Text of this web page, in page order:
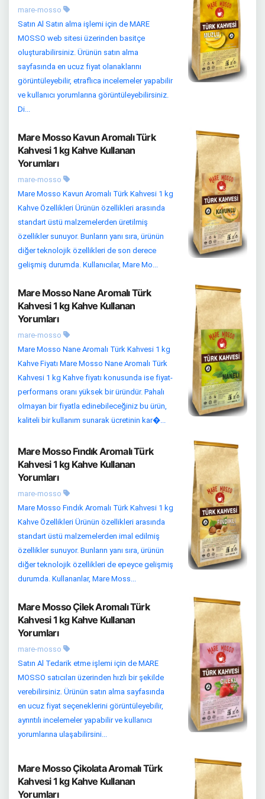
mare-mosso
Satın Al Satın alma işlemi için de MARE
MOSSO web sitesi üzerinden basitçe
oluşturabilirsiniz. Ürünün satın alma
sayfasında en ucuz fiyat olanaklarını
görüntüleyebilir, etraflıca incelemeler yapabilir
ve kullanıcı yorumlarına görüntüleyebilirsiniz.
Di...
Mare Mosso Kavun Aromalı Türk
Kahvesi 1 kg Kahve Kullanan
Yorumları
mare-mosso
Mare Mosso Kavun Aromalı Türk Kahvesi 1 kg
Kahve Özellikleri Ürünün özellikleri arasında
standart üstü malzemelerden üretilmiş
özellikler sunuyor. Bunların yanı sıra, ürünün
diğer teknolojik özellikleri de son derece
gelişmiş durumda. Kullanıcılar, Mare Mo...
Mare Mosso Nane Aromalı Türk
Kahvesi 1 kg Kahve Kullanan
Yorumları
mare-mosso
Mare Mosso Nane Aromalı Türk Kahvesi 1 kg
Kahve Fiyatı Mare Mosso Nane Aromalı Türk
Kahvesi 1 kg Kahve fiyatı konusunda ise fiyat-
performans oranı yüksek bir üründür. Pahalı
olmayan bir fiyatla edinebileceğiniz bu ürün,
kaliteli bir kullanım sunarak ücretinin kar�...
Mare Mosso Fındık Aromalı Türk
Kahvesi 1 kg Kahve Kullanan
Yorumları
mare-mosso
Mare Mosso Fındık Aromalı Türk Kahvesi 1 kg
Kahve Özellikleri Ürünün özellikleri arasında
standart üstü malzemelerden imal edilmiş
özellikler sunuyor. Bunların yanı sıra, ürünün
diğer teknolojik özellikleri de epeyce gelişmiş
durumda. Kullananlar, Mare Moss...
Mare Mosso Çilek Aromalı Türk
Kahvesi 1 kg Kahve Kullanan
Yorumları
mare-mosso
Satın Al Tedarik etme işlemi için de MARE
MOSSO satıcıları üzerinden hızlı bir şekilde
verebilirsiniz. Ürünün satın alma sayfasında
en ucuz fiyat seçeneklerini görüntüleyebilir,
ayrıntılı incelemeler yapabilir ve kullanıcı
yorumlarına ulaşabilirsini...
Mare Mosso Çikolata Aromalı Türk
Kahvesi 1 kg Kahve Kullanan
Yorumları